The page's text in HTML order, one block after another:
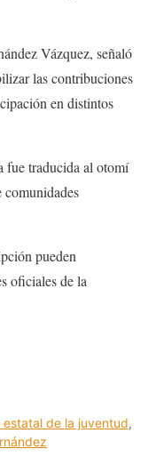
Vázquez, señaló
las contribuciones
en distintos
fue traducida al otomí
pueden
oficiales de la
estatal de la juventud,